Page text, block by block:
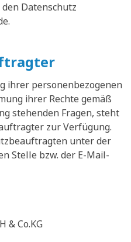
Datenschutz
ihrer personenbezogenen
ihrer Rechte gemäß
stehenden Fragen, steht
zur Verfügung.
unter der
Stelle bzw. der E-Mail-
& Co.KG